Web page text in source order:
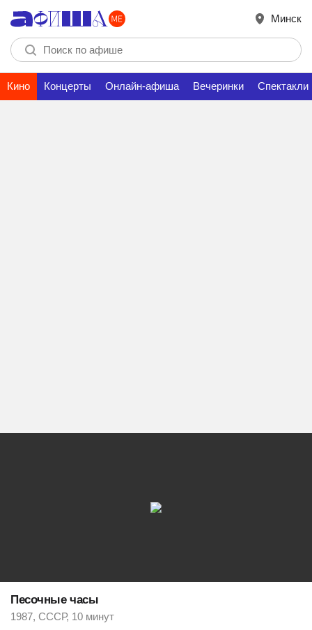
Минск
Кино Концерты Онлайн-афиша Вечеринки Спектакли
Песочные часы
1987, СССР, 10 минут